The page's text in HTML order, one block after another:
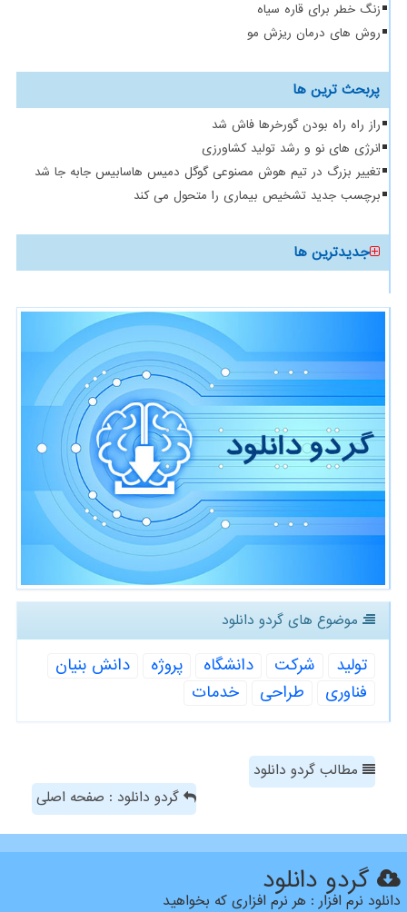
زنگ خطر برای قاره سیاه
روش های درمان ریزش مو
پربحث ترین ها
راز راه راه بودن گورخرها فاش شد
انرژی های نو و رشد تولید کشاورزی
تغییر بزرگ در تیم هوش مصنوعی گوگل دمیس هاسابیس جابه جا شد
برچسب جدید تشخیص بیماری را متحول می کند
جدیدترین ها
موضوع های گردو دانلود
تولید شركت دانشگاه پروژه
دانش بنیان
فناوری
طراحی خدمات
مطالب گردو دانلود
گردو دانلود : صفحه اصلی
گردو دانلود
دانلود نرم افزار : هر نرم افزاری که بخواهید